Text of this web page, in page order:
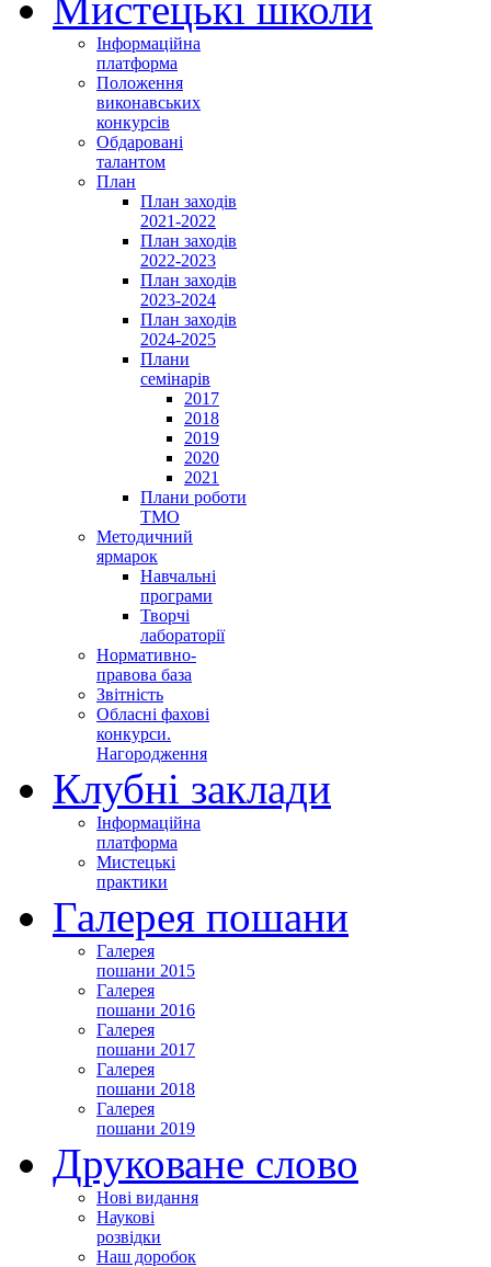
Інформаційна
платформа
Положення
виконавських
конкурсів
Обдаровані
талантом
План
План заходів
2021-2022
План заходів
2022-2023
План заходів
2023-2024
План заходів
2024-2025
Плани
семінарів
2017
2018
2019
2020
2021
Плани роботи
ТМО
Методичний
ярмарок
Навчальні
програми
Творчі
лабораторії
Нормативно-
правова база
Звітність
Обласні фахові
конкурси.
Нагородження
Клубні заклади
Інформаційна
платформа
Мистецькі
практики
Галерея пошани
Галерея
пошани 2015
Галерея
пошани 2016
Галерея
пошани 2017
Галерея
пошани 2018
Галерея
пошани 2019
Друковане слово
Нові видання
Наукові
розвідки
Наш доробок